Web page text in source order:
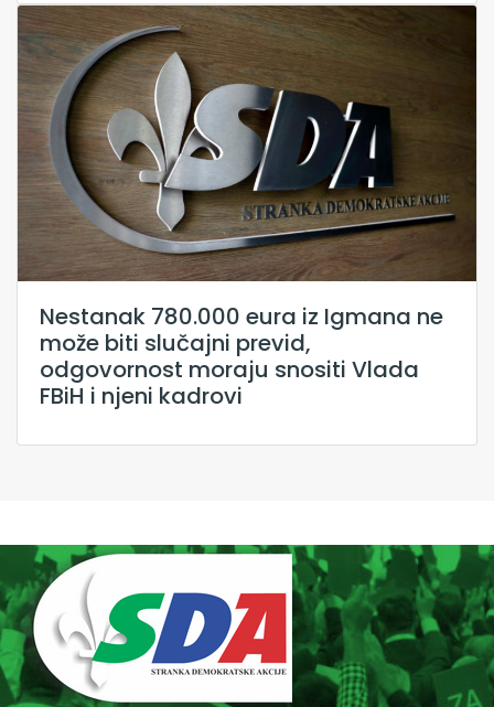
Nestanak 780.000 eura iz Igmana ne
može biti slučajni previd,
odgovornost moraju snositi Vlada
FBiH i njeni kadrovi